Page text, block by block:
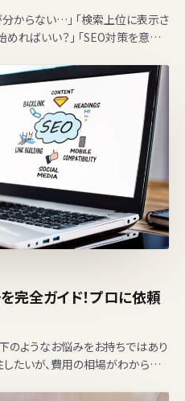
分からない…」 「検索上位に表示さ
ればいい？」 「SEO対策を意識
完全ガイド！プロに依頼
のようなお悩みをお持ちではあり